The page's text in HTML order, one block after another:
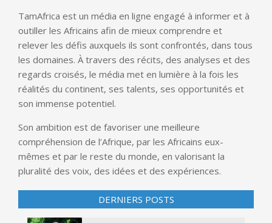
TamAfrica est un média en ligne engagé à informer et à
outiller les Africains afin de mieux comprendre et
relever les défis auxquels ils sont confrontés, dans tous
les domaines. À travers des récits, des analyses et des
regards croisés, le média met en lumière à la fois les
réalités du continent, ses talents, ses opportunités et
son immense potentiel.
Son ambition est de favoriser une meilleure
compréhension de l’Afrique, par les Africains eux-
mêmes et par le reste du monde, en valorisant la
pluralité des voix, des idées et des expériences.
DERNIERS POSTS